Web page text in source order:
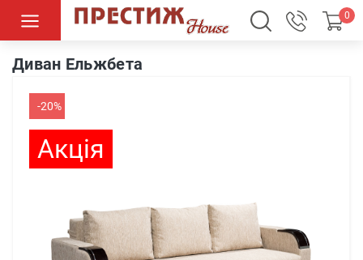
0
Диван Ельжбета
Диван Ельжбета
-20%
Акція